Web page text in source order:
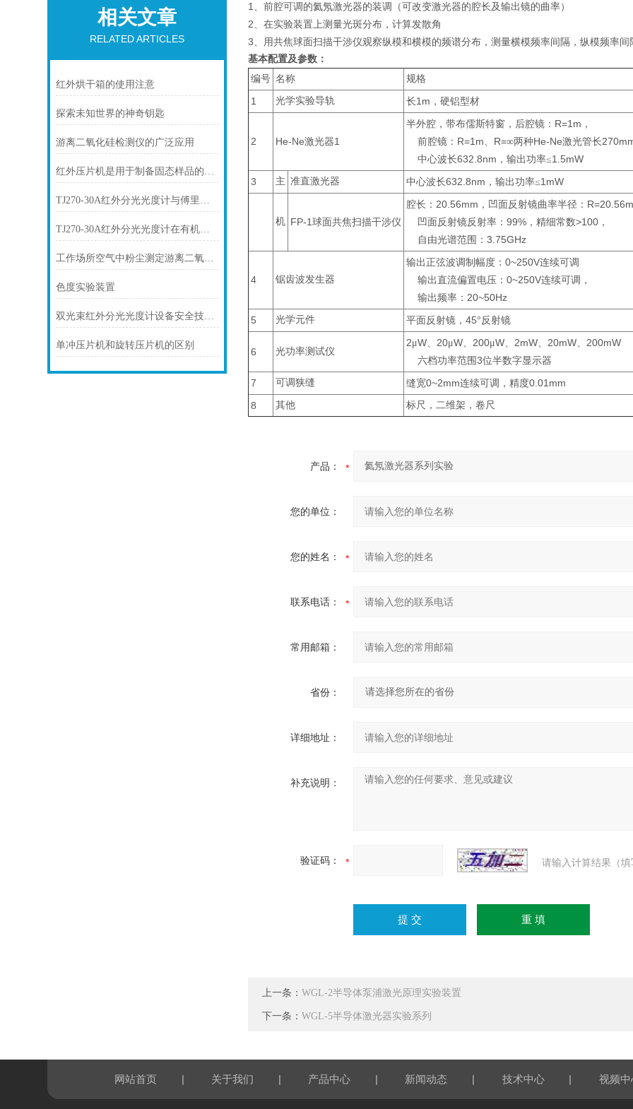
相关文章
RELATED ARTICLES
红外烘干箱的使用注意
探索未知世界的神奇钥匙
游离二氧化硅检测仪的广泛应用
红外压片机是用于制备固态样品的设备
TJ270-30A红外分光光度计与傅里叶红外光谱仪有什么差异
TJ270-30A红外分光光度计在有机分析方面应用
工作场所空气中粉尘测定游离二氧化硅含量
色度实验装置
双光束红外分光光度计设备安全技术措施
单冲压片机和旋转压片机的区别
1 、前腔可调的氦氖激光器的装调（可改变激光器的腔长及输出镜的曲率）
2、在实验装置上测量光斑分布，计算发散角
3、用共焦球面扫描干涉仪观察纵模和横模的频谱分布，测量横模频率间隔，纵模频率
基本配置及参数：
编号 名称 规格
1 光学实验导轨 长1m ，硬铝型材
2 He-Ne激光器1
半外腔，带布儒斯特窗，后腔镜： R=1m ，
前腔镜： R=1m、 R=∞两种He-Ne激光管长
中心波长632.8nm ，输出功率≤1.5mW
3 主 准直激光器 中心波长632.8nm ，输出功率≤1mW
机 FP-1球面共焦扫描干涉仪
腔长：20.56mm ，凹面反射镜曲率半径：
凹面反射镜反射率：99% ，精细常数>100 ，
自由光谱范围：3.75GHz
4 锯齿波发生器
输出正弦波调制幅度：0~250V连续可调
输出直流偏置电压：0~250V连续可调，
输出频率：20~50Hz
5 光学元件 平面反射镜，45°反射镜
6 光功率测试仪
2μW、20μW、200μW、2mW、20mW、200mW
六档功率范围3位半数字显示器
7 可调狭缝 缝宽0~2mm连续可调，精度0.01mm
8
其他 标尺，二维架，卷尺
产品：
您的单位：
您的姓名：
联系电话：
常用邮箱：
省份：
详细地址：
补充说明：
验证码： 请输入计算结果（
上一条：WGL-2半导体泵浦激光原理实验装置
下一条：WGL-5半导体激光器实验系列
网站首页 | 关于我们 | 产品中心 | 新闻动态 | 技术中心 | 视频中